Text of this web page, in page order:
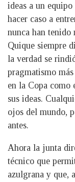
ideas a un
hacer caso a
nunca han tenido
Quique siempre
la verdad se
pragmatismo
en la Copa
sus ideas.
ojos del mundo,
antes.
Ahora la junta
técnico que
azulgrana y que,